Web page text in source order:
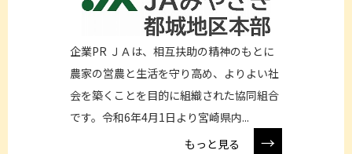
企業PR ＪＡは、相互扶助の精神のもとに
農家の営農と生活を守り高め、よりよい社
会を築くことを目的に組織された協同組合
です。令和6年4月1日より宮崎県内...
もっと見る
→